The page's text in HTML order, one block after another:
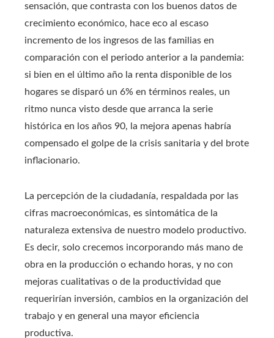
sensación, que contrasta con los buenos datos de
crecimiento económico, hace eco al escaso
incremento de los ingresos de las familias en
comparación con el periodo anterior a la pandemia:
si bien en el último año la renta disponible de los
hogares se disparó un 6% en términos reales, un
ritmo nunca visto desde que arranca la serie
histórica en los años 90, la mejora apenas habría
compensado el golpe de la crisis sanitaria y del brote
inflacionario.
La percepción de la ciudadanía, respaldada por las
cifras macroeconómicas, es sintomática de la
naturaleza extensiva de nuestro modelo productivo.
Es decir, solo crecemos incorporando más mano de
obra en la producción o echando horas, y no con
mejoras cualitativas o de la productividad que
requerirían inversión, cambios en la organización del
trabajo y en general una mayor eficiencia
productiva.